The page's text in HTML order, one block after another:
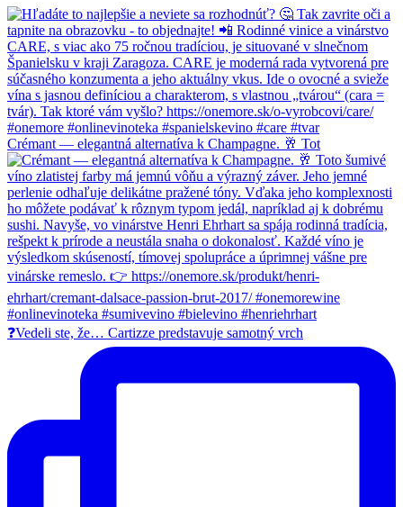
Crémant — elegantná alternatíva k Champagne. 🥂 Tot
❓Vedeli ste, že… Cartizze predstavuje samotný vrch